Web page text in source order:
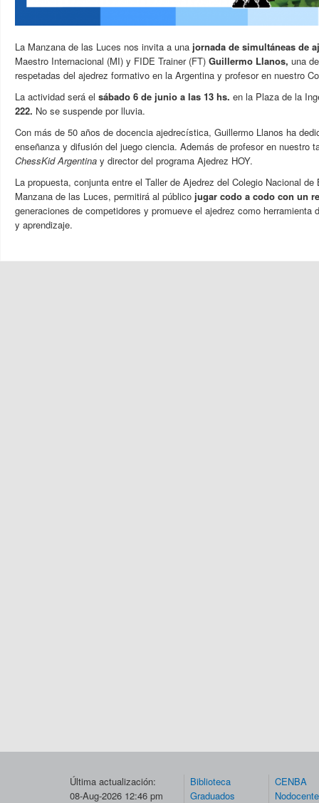
La Manzana de las Luces nos invita a una jornada de simultáneas de
Maestro Internacional (MI) y FIDE Trainer (FT) Guillermo Llanos, una
respetadas del ajedrez formativo en la Argentina y profesor en nuestro
La actividad será el sábado 6 de junio a las 13 hs. en la Plaza de la
222. No se suspende por lluvia.
Con más de 50 años de docencia ajedrecística, Guillermo Llanos ha
enseñanza y difusión del juego ciencia. Además de profesor en nuestro
ChessKid Argentina y director del programa Ajedrez HOY.
La propuesta, conjunta entre el Taller de Ajedrez del Colegio Nacional
Manzana de las Luces, permitirá al público jugar codo a codo con un
generaciones de competidores y promueve el ajedrez como herramienta
y aprendizaje.
Última actualización:
08-Aug-2026 12:46 pm
Biblioteca
Graduados
CENBA